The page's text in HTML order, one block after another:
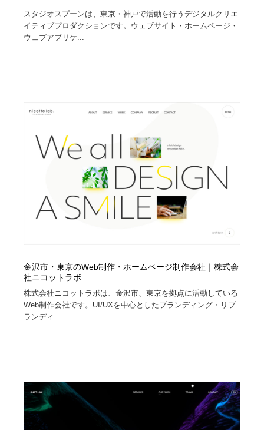
スタジオスプーンは、東京・神戸で活動を行うデジタルクリエ
イティブプロダクションです。ウェブサイト・ホームページ・
ウェブアプリケ...
金沢市・東京のWeb制作・ホームページ制作会社｜株式会
社ニコットラボ
株式会社ニコットラボは、金沢市、東京を拠点に活動している
Web制作会社です。UI/UXを中心としたブランディング・リブ
ランディ...